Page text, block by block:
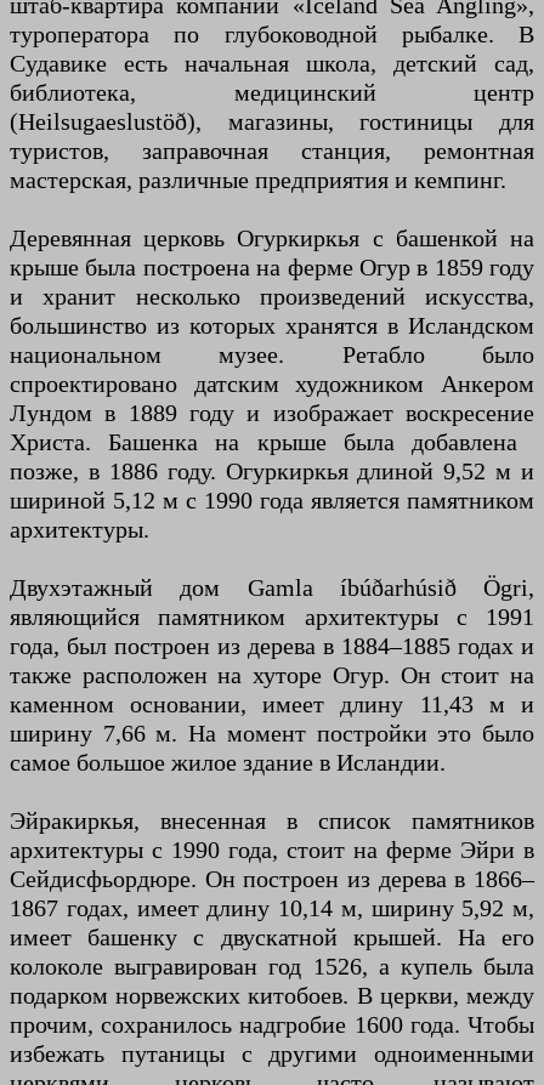
туроператора по глубоководной рыбалке. В
Судавике есть начальная школа, детский сад,
библиотека, медицинский центр
(Heilsugaeslustöð), магазины, гостиницы для
туристов, заправочная станция, ремонтная
мастерская, различные предприятия и кемпинг.
Деревянная церковь Огуркиркья с башенкой на
крыше была построена на ферме Огур в 1859 году
и хранит несколько произведений искусства,
большинство из которых хранятся в Исландском
национальном музее. Ретабло было
спроектировано датским художником Анкером
Лундом в 1889 году и изображает воскресение
Христа. Башенка на крыше была добавлена ​​
позже, в 1886 году. Огуркиркья длиной 9,52 м и
шириной 5,12 м с 1990 года является памятником
архитектуры.
Двухэтажный дом Gamla íbúðarhúsið Ögri,
являющийся памятником архитектуры с 1991
года, был построен из дерева в 1884–1885 годах и
также расположен на хуторе Огур. Он стоит на
каменном основании, имеет длину 11,43 м и
ширину 7,66 м. На момент постройки это было
самое большое жилое здание в Исландии.
Эйракиркья, внесенная в список памятников
архитектуры с 1990 года, стоит на ферме Эйри в
Сейдисфьордюре. Он построен из дерева в 1866–
1867 годах, имеет длину 10,14 м, ширину 5,92 м,
имеет башенку с двускатной крышей. На его
колоколе выгравирован год 1526, а купель была
подарком норвежских китобоев. В церкви, между
прочим, сохранилось надгробие 1600 года. Чтобы
избежать путаницы с другими одноименными